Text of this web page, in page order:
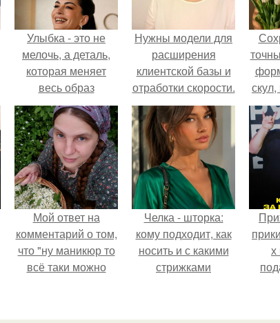
Улыбка - это не
мелочь, а деталь,
которая меняет
весь образ
человека.
Нужны модели для
расширения
клиентской базы и
отработки скорости.
Мой ответ на
комментарий о том,
что "ну маникюр то
всё таки можно
Челка - шторка:
кому подходит, как
носить и с какими
стрижками
х